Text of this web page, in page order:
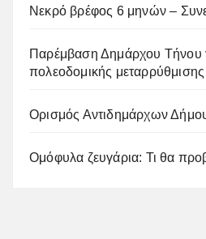
Νεκρό βρέφος 6 μηνών –
Παρέμβαση Δημάρχου Τήνου
πολεοδομικής μεταρρύθμισης
Ορισμός Αντιδημάρχων
Ομόφυλα ζευγάρια: Τι θα